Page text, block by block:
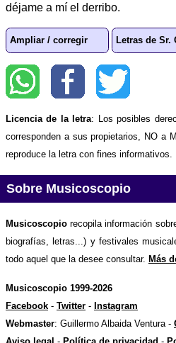
déjame a mí el derribo.
Ampliar / corregir Letras de Sr.
Licencia de la letra: Los posibles
corresponden a sus propietarios, NO a
reproduce la letra con fines informativos.
Sobre Musicoscopio
Musicoscopio recopila información
biografías, letras...) y festivales
todo aquel que la desee consultar. Más
Musicoscopio 1999-2026
Facebook - Twitter - Instagram
Webmaster: Guillermo Albaida Ventura -